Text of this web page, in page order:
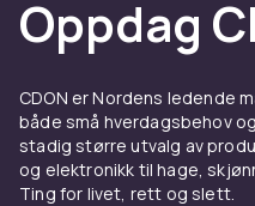
Oppdag
CDON er Nordens ledende
både små hverdagsbehov
stadig større utvalg av
og elektronikk til hage,
Ting for livet, rett og slett.